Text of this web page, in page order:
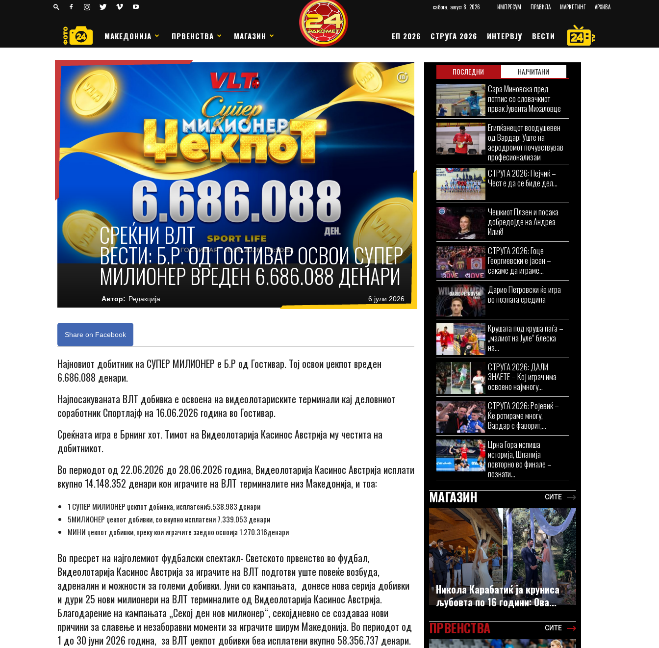
сабота, август 8, 2026 ИМПРЕСУМ ПРАВИЛА МАРКЕТИНГ АРХИВА
РАКОМЕТ
МАКЕДОНИЈА ПРВЕНСТВА МАГАЗИН ЕП 2026 СТРУГА 2026 ИНТЕРВЈУ ВЕСТИ
СРЕЌНИ ВЛТ
ВЕСТИ: Б.Р. ОД ГОСТИВАР ОСВОИ СУПЕР
МИЛИОНЕР ВРЕДЕН 6.686.088 ДЕНАРИ
Автор: Редакција 6 јули 2026
Share on Facebook
Најновиот добитник на СУПЕР МИЛИОНЕР е Б.Р од Гостивар. Тој освои џекпот вреден
6.686.088 денари.
Најпосакуваната ВЛТ добивка е освоена на видеолотариските терминали кај деловниот
соработник Спортлајф на 16.06.2026 година во Гостивар.
Среќната игра е Брнинг хот. Тимот на Видеолотарија Касинос Австрија му честита на
добитникот.
Во периодот од 22.06.2026 до 28.06.2026 година, Видеолотарија Касинос Австрија исплати
вкупно 14.148.352 денари кон играчите на ВЛТ терминалите низ Македонија, и тоа:
1 СУПЕР МИЛИОНЕР џекпот добивка, исплатени5.538.983 денари
5МИЛИОНЕР џекпот добивки, со вкупно исплатени 7.339.053 денари
МИНИ џекпот добивки, преку кои играчите заедно освоија 1.270.316денари
Во пресрет на најголемиот фудбалски спектакл- Светското првенство во фудбал,
Видеолотарија Касинос Австрија за играчите на ВЛТ подготви уште повеќе возбуда,
адреналин и можности за големи добивки. Јуни со кампањата, донесе нова серија добивки
и дури 25 нови милионери на ВЛТ терминалите од Видеолотарија Касинос Австрија.
Благодарение на кампањата „Секој ден нов милионер“, секојдневно се создаваа нови
причини за славење и незаборавни моменти за играчите ширум Македонија. Во периодот од
1 до 30 јуни 2026 година, за ВЛТ џекпот добивки беа исплатени вкупно 58.356.737 денари.
ПОСЛЕДНИ НАЈЧИТАНИ
Сара Миновска пред
потпис со словачкиот
првак Јувента Михаловце
Египќанецот воодушевен
од Вардар: Уште на
аеродромот почувствував
професионализам
СТРУГА 2026: Пејчиќ –
Чест е да се биде дел...
Чешкиот Плзен и посака
добредојде на Андреа
Илиќ!
СТРУГА 2026: Гоце
Георгиевски е јасен –
сакаме да играме...
Дарио Петровски ќе игра
во позната средина
Крушата под круша паѓа –
„малиот на Јуле“ блеска
на...
СТРУГА 2026: ДАЛИ
ЗНАЕТЕ – Кој играч има
освоено најмногу...
СТРУГА 2026: Ројевиќ –
Ќе ротираме многу,
Вардар е фаворит,...
Црна Гора испиша
историја, Шпанија
повторно во финале –
познати...
МАГАЗИН СИТЕ
Никола Карабатиќ ја круниса
љубовта по 16 години: Ова...
ПРВЕНСТВА СИТЕ